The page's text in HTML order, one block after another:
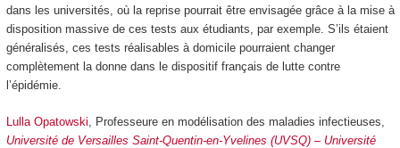
dans les universités, où la reprise pourrait être envisagée grâce à la mise à
disposition massive de ces tests aux étudiants, par exemple. S’ils étaient
généralisés, ces tests réalisables à domicile pourraient changer
complètement la donne dans le dispositif français de lutte contre
l’épidémie.
Lulla Opatowski , Professeure en modélisation des maladies infectieuses,
Université de Versailles Saint-Quentin-en-Yvelines (UVSQ) – Université